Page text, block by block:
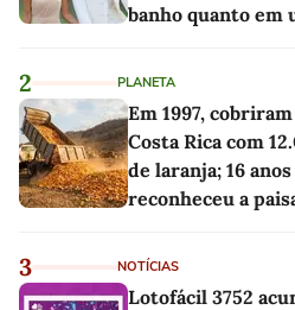
banho quanto em
2 PLANETA
Em 1997,
Costa Rica com
de laranja; 16
reconheceu a
3 NOTÍCIAS
Lotofácil 3752